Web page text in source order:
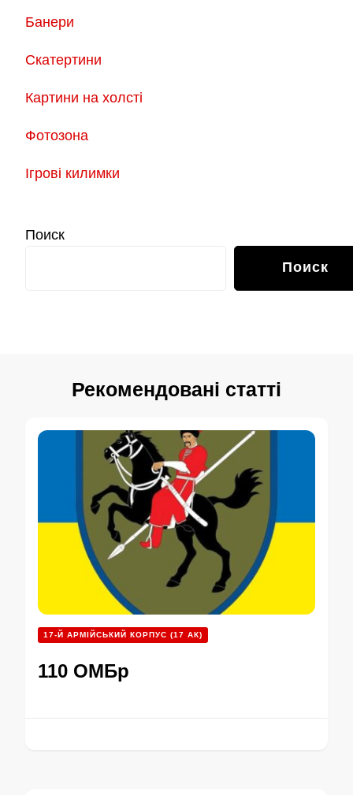
Банери
Скатертини
Картини на холсті
Фотозона
Ігрові килимки
Поиск
Поиск
Рекомендовані статті
17-Й АРМІЙСЬКИЙ КОРПУС (17 АК)
110 ОМБр